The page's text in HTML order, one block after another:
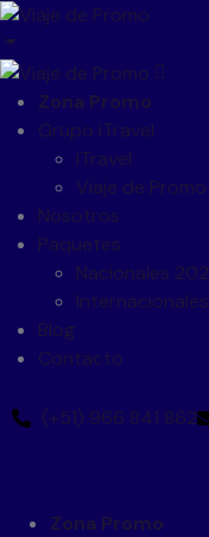
Zona Promo
Grupo iTravel
iTravel
Viaje de Promo
Nosotros
Paquetes
Nacionales
Blog
Contacto
(+51) 966 841 862
Zona Promo